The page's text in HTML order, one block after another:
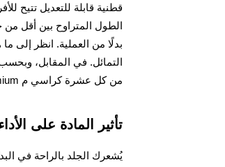
قطنية قابلة للتعديل تتيح
الطول المتراوح بين أقل
بدلًا من العملية. انظر إلى
التمائل. في المقابل،
من كل عشرة كراسي م premium شبكة هذه الميزة مدمجة بشكل افتراضي.
تأثير المادة على
يُشعرك الجلد بالراحة في